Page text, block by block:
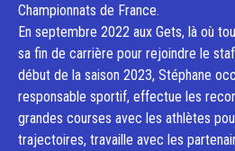
Championnats de France.
En septembre 2022 aux Gets, là où
sa fin de carrière pour rejoindre le
début de la saison 2023, Stéphane
responsable sportif, effectue les
grandes courses avec les athlètes
trajectoires, travaille avec les